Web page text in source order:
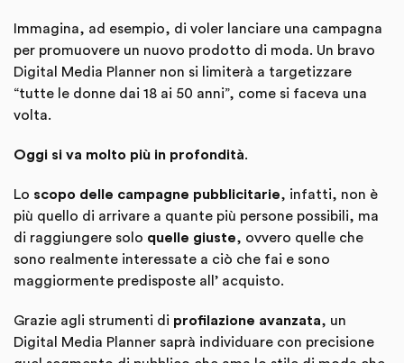
Immagina, ad esempio, di voler lanciare una campagna
per promuovere un nuovo prodotto di moda. Un bravo
Digital Media Planner non si limiterà a targetizzare
“tutte le donne dai 18 ai 50 anni”, come si faceva una
volta.
Oggi si va molto più in profondità.
Lo scopo delle campagne pubblicitarie, infatti, non è
più quello di arrivare a quante più persone possibili, ma
di raggiungere solo quelle giuste, ovvero quelle che
sono realmente interessate a ciò che fai e sono
maggiormente predisposte all’ acquisto.
Grazie agli strumenti di profilazione avanzata, un
Digital Media Planner saprà individuare con precisione